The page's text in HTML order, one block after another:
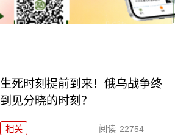
生死时刻提前到来！俄乌战争终
到见分晓的时刻？
相关 阅读 22754